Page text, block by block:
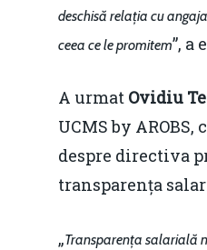
deschisă relația cu
ceea ce le promitem”, a
A urmat Ovidiu
UCMS by AROBS,
despre directiva
transparența
„Transparența salarială